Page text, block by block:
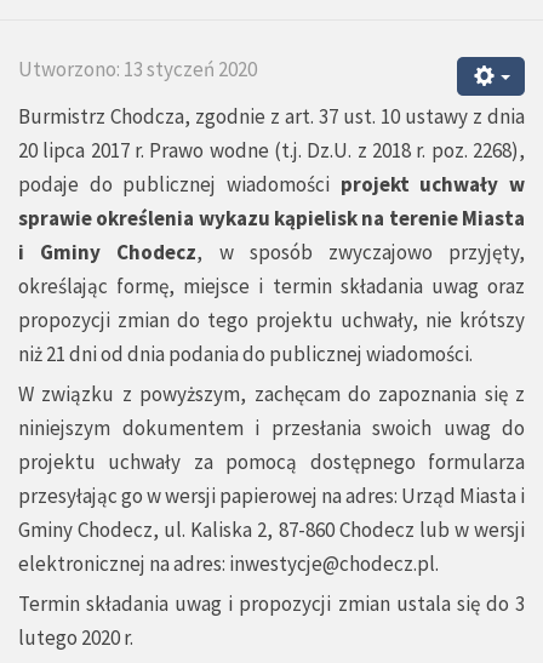
Utworzono: 13 styczeń 2020
Burmistrz Chodcza, zgodnie z art. 37 ust. 10 ustawy z dnia
20 lipca 2017 r. Prawo wodne (t.j. Dz.U. z 2018 r. poz. 2268),
podaje do publicznej wiadomości projekt uchwały w
sprawie określenia wykazu kąpielisk na terenie Miasta
i Gminy Chodecz, w sposób zwyczajowo przyjęty,
określając formę, miejsce i termin składania uwag oraz
propozycji zmian do tego projektu uchwały, nie krótszy
niż 21 dni od dnia podania do publicznej wiadomości.
W związku z powyższym, zachęcam do zapoznania się z
niniejszym dokumentem i przesłania swoich uwag do
projektu uchwały za pomocą dostępnego formularza
przesyłając go w wersji papierowej na adres: Urząd Miasta i
Gminy Chodecz, ul. Kaliska 2, 87-860 Chodecz lub w wersji
elektronicznej na adres: inwestycje@chodecz.pl.
Termin składania uwag i propozycji zmian ustala się do 3
lutego 2020 r.